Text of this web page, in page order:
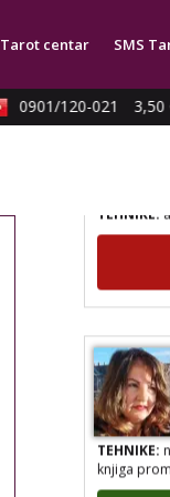
Tarot centar SMS
0901/120-021 3,50
TEHNIKE:
knjiga